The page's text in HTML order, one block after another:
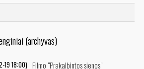
(archyvas)
19 18:00) Filmo "Prakalbintos sienos"